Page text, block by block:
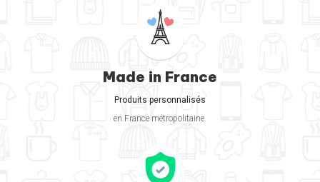
Made in France
Produits personnalisés
en France métropolitaine.